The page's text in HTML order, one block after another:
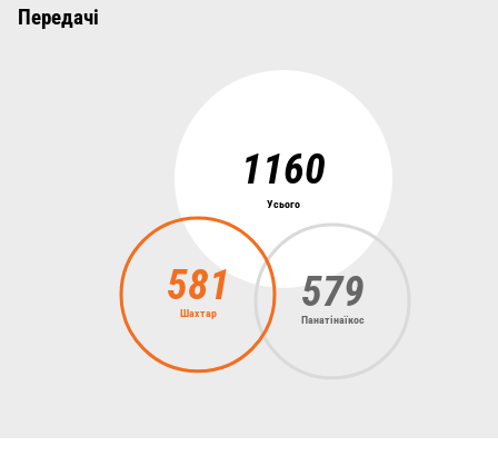
Передачі
1160
Усього
579
Панатінаїкос
581
Шахтар